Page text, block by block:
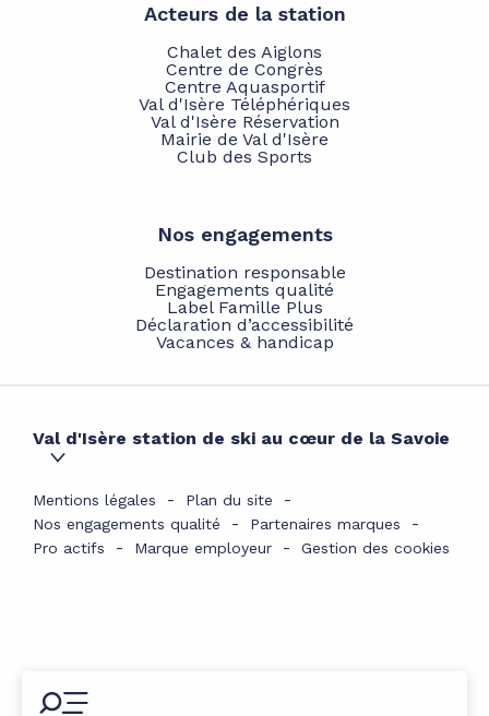
Acteurs de la station
Chalet des Aiglons
Centre de Congrès
Centre Aquasportif
Val d'Isère Téléphériques
Val d'Isère Réservation
Mairie de Val d'Isère
Club des Sports
Nos engagements
Destination responsable
Engagements qualité
Label Famille Plus
Déclaration d’accessibilité
Vacances & handicap
Val d'Isère station de ski au cœur de la Savoie
Mentions légales
Plan du site
Nos engagements qualité
Partenaires marques
Pro actifs
Marque employeur Gestion des cookies